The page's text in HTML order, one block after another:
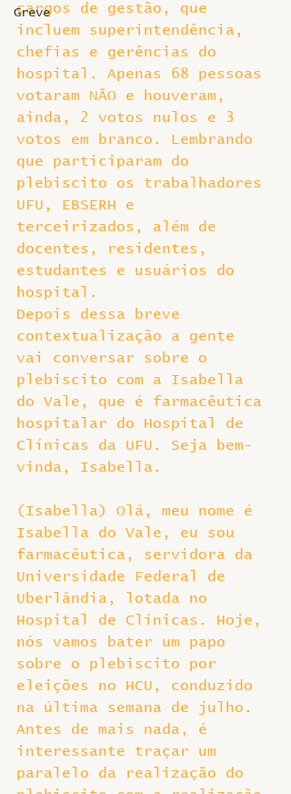
Greve
cargos de gestão, que
incluem superintendência,
chefias e gerências do
hospital. Apenas 68 pessoas
votaram NÃO e houveram,
ainda, 2 votos nulos e 3
votos em branco. Lembrando
que participaram do
plebiscito os trabalhadores
UFU, EBSERH e
terceirizados, além de
docentes, residentes,
estudantes e usuários do
hospital.
Depois dessa breve
contextualização a gente
vai conversar sobre o
plebiscito com a Isabella
do Vale, que é farmacêutica
hospitalar do Hospital de
Clínicas da UFU. Seja bem-
vinda, Isabella.
(Isabella) Olá, meu nome é
Isabella do Vale, eu sou
farmacêutica, servidora da
Universidade Federal de
Uberlândia, lotada no
Hospital de Clínicas. Hoje,
nós vamos bater um papo
sobre o plebiscito por
eleições no HCU, conduzido
na última semana de julho.
Antes de mais nada, é
interessante traçar um
paralelo da realização do